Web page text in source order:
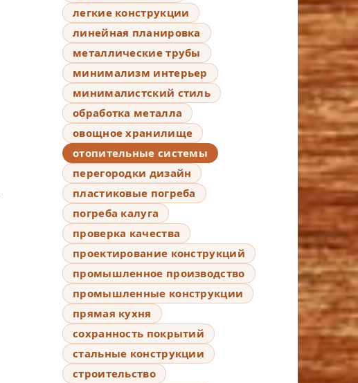
легкие конструкции
линейная планировка
металлические трубы
минимализм интерьер
минималистский стиль
обработка металла
овощное хранилище
отопительные системы
перегородки дизайн
пластиковые погреба
погреба калуга
проверка качества
проектирование конструкций
промышленное производство
промышленные конструкции
прямая кухня
сохранность покрытий
стальные конструкции
строительство